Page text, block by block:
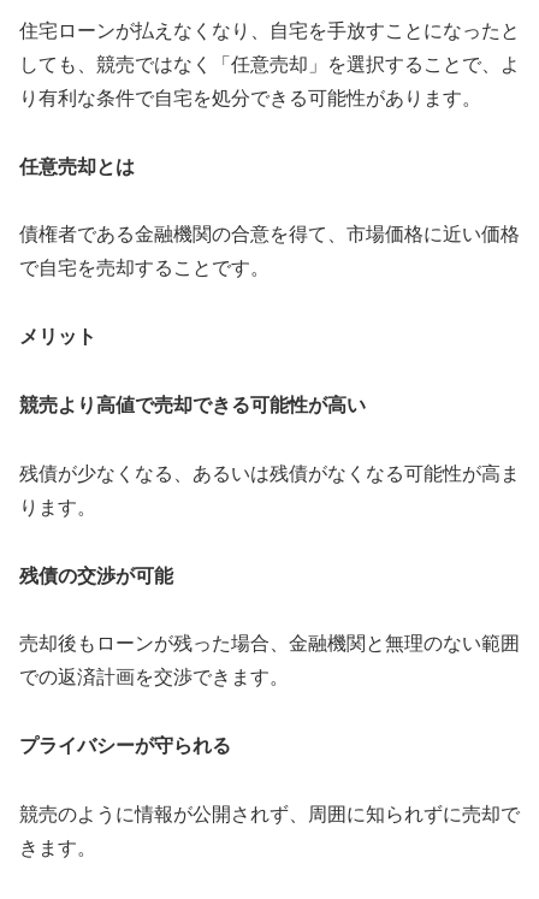
住宅ローンが払えなくなり、自宅を手放すことになったと
しても、競売ではなく「任意売却」を選択することで、よ
り有利な条件で自宅を処分できる可能性があります。
任意売却とは
債権者である金融機関の合意を得て、市場価格に近い価格
で自宅を売却することです。
メリット
競売より高値で売却できる可能性が高い
残債が少なくなる、あるいは残債がなくなる可能性が高ま
ります。
残債の交渉が可能
売却後もローンが残った場合、金融機関と無理のない範囲
での返済計画を交渉できます。
プライバシーが守られる
競売のように情報が公開されず、周囲に知られずに売却で
きます。